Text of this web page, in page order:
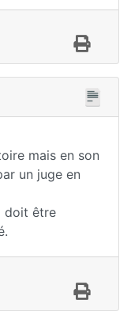
mais en son
un juge en
doit être